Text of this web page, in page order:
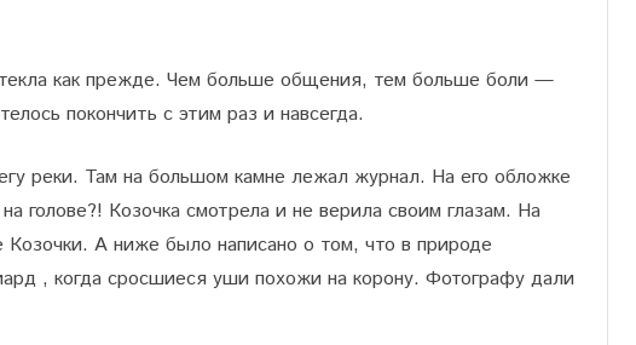
как прежде. Чем больше общения, тем больше боли —
покончить с этим раз и навсегда.
реки. Там на большом камне лежал журнал. На его обложке
голове?! Козочка смотрела и не верила своим глазам. На
Козочки. А ниже было написано о том, что в природе
, когда сросшиеся уши похожи на корону. Фотографу дали